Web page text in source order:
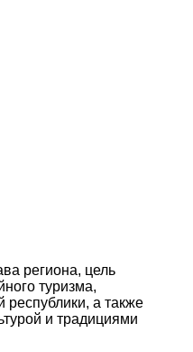
региона, цель
туризма,
республики, а также
и традициями